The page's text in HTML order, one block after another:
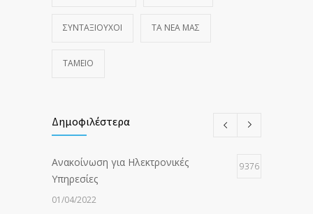
ΣΥΝΤΑΞΙΟΥΧΟΙ ΤΑ ΝΈΑ ΜΑΣ
ΤΑΜΕΙΟ
Δημοφιλέστερα
Ανακοίνωση για Ηλεκτρονικές
Υπηρεσίες
9376
01/04/2022